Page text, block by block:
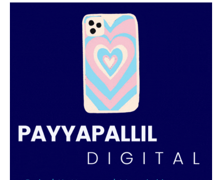
SUBSCRIBE NOW
PALA VISION
Grievance Redressal